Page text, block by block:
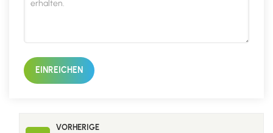
EINREICHEN
VORHERIGE